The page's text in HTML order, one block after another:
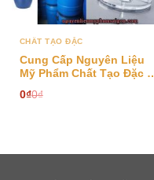
CHẤT TẠO ĐẶC
Cung Cấp Nguyên Liệu
Mỹ Phẩm Chất Tạo Đặc –
Bản Giá Tốt Nhất Tại Sài
0₫0₫